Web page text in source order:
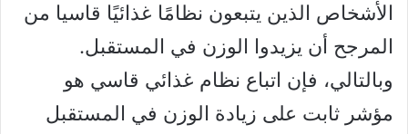
الأشخاص الذين يتبعون نظامًا غذائيًا قاسيا من
المرجح أن يزيدوا الوزن في المستقبل.
وبالتالي، فإن اتباع نظام غذائي قاسي هو
مؤشر ثابت على زيادة الوزن في المستقبل